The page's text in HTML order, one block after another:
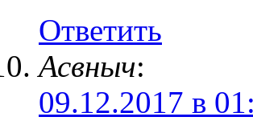
Ответить
Асвныч:
09.12.2017 в